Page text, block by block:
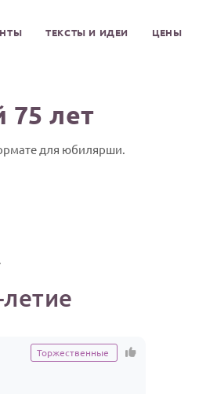
ТЕКСТЫ И ИДЕИ ЦЕНЫ
75 лет
для юбилярши.
Торжественные